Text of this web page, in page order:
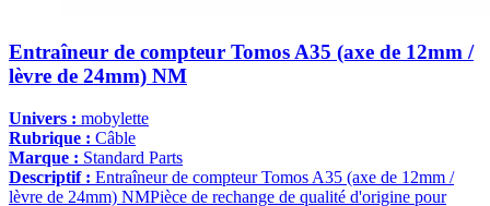
Entraîneur de compteur Tomos A35 (axe de 12mm /
lèvre de 24mm) NM
Univers : mobylette
Rubrique : Câble
Marque : Standard Parts
Descriptif : Entraîneur de compteur Tomos A35 (axe de 12mm /
lèvre de 24mm) NMPièce de rechange de qualité d'origine pour